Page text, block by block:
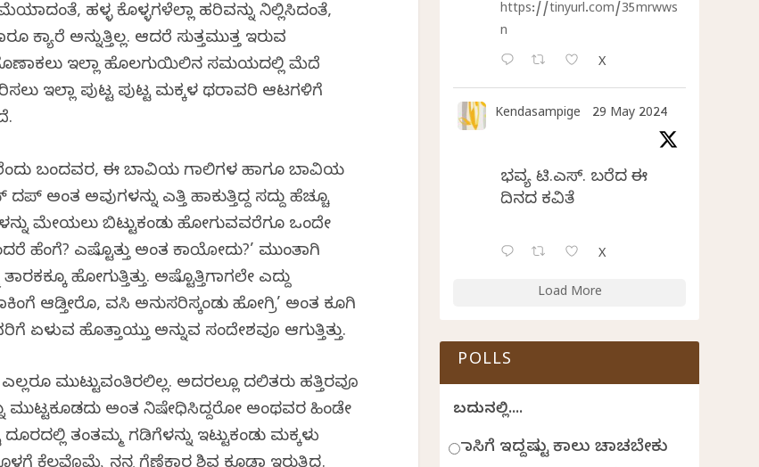
ಹಳ್ಳ ಕೊಳ್ಳಗಳೆಲ್ಲಾ ಹರಿವನ್ನು ನಿಲ್ಲಿಸಿದಂತೆ,
ಅನ್ನುತ್ತಿಲ್ಲ. ಆದರೆ ಸುತ್ತಮುತ್ತ ಇರುವ
ಇಲ್ಲಾ ಹೊಲಗುಯಿಲಿನ ಸಮಯದಲ್ಲಿ ಮೆದೆ
ಇಲ್ಲಾ ಪುಟ್ಟ ಪುಟ್ಟ ಮಕ್ಕಳ ಥರಾವರಿ ಆಟಗಳಿಗೆ
ಬಂದವರ, ಈ ಬಾವಿಯ ಗಾಲಿಗಳ ಹಾಗೂ ಬಾವಿಯ
ಅಂತ ಅವುಗಳನ್ನು ಎತ್ತಿ ಹಾಕುತ್ತಿದ್ದ ಸದ್ದು ಹೆಚ್ಚೂ
ಮೇಯಲು ಬಿಟ್ಟುಕಂಡು ಹೋಗುವವರೆಗೂ ಒಂದೇ
ಹೆಂಗೆ? ಎಷ್ಟೊತ್ತು ಅಂತ ಕಾಯೋದು?’ ಮುಂತಾಗಿ
ಹೋಗುತ್ತಿತ್ತು. ಅಷ್ಟೊತ್ತಿಗಾಗಲೇ ಎದ್ದು
ಆಡ್ತೀರೊ, ವಸಿ ಅನುಸರಿಸ್ಕಂಡು ಹೋಗ್ರಿ’ ಅಂತ ಕೂಗಿ
ಏಳುವ ಹೊತ್ತಾಯ್ತು ಅನ್ನುವ ಸಂದೇಶವೂ ಆಗುತ್ತಿತ್ತು.
ಮುಟ್ಟುವಂತಿರಲಿಲ್ಲ. ಅದರಲ್ಲೂ ದಲಿತರು ಹತ್ತಿರವೂ
ಮುಟ್ಟಕೂಡದು ಅಂತ ನಿಷೇಧಿಸಿದ್ದರೋ ಅಂಥವರ ಹಿಂಡೇ
ತಂತಮ್ಮ ಗಡಿಗೆಳನ್ನು ಇಟ್ಟುಕಂಡು ಮಕ್ಕಳು
https://tinyurl.com/35mrwws
n
X
Kendasampige 29 May 2024
ಭವ್ಯ ಟಿ.ಎಸ್. ಬರೆದ ಈ
ದಿನದ ಕವಿತೆ
X
Load More
POLLS
ಬದುಕಿನಲ್ಲಿ....
ಹಾಸಿಗೆ ಇದ್ದಷ್ಟು ಕಾಲು ಚಾಚಬೇಕು